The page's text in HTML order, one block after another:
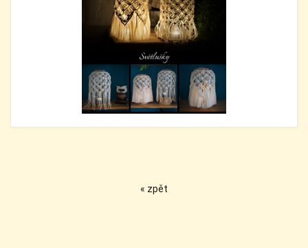
« zpět